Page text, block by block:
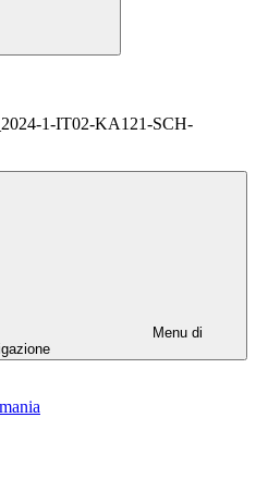
1-IT02-KA121-SCH-
Menu di